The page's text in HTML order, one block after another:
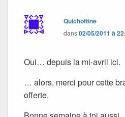
Quichottine
dans02/05/2011 à
Oui… depuis la mi-avril ici.
… alors, merci pour cette
offerte.